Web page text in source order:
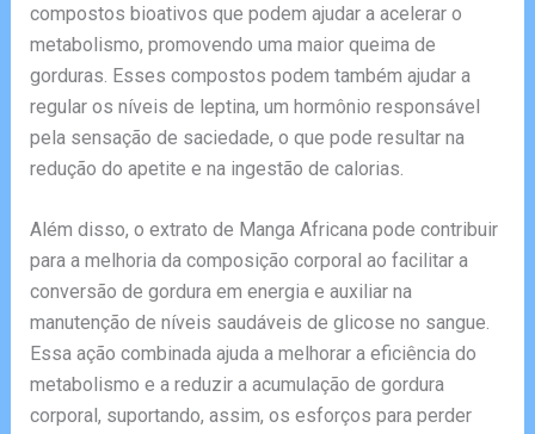
compostos bioativos que podem ajudar a acelerar o
metabolismo, promovendo uma maior queima de
gorduras. Esses compostos podem também ajudar a
regular os níveis de leptina, um hormônio responsável
pela sensação de saciedade, o que pode resultar na
redução do apetite e na ingestão de calorias.
Além disso, o extrato de Manga Africana pode contribuir
para a melhoria da composição corporal ao facilitar a
conversão de gordura em energia e auxiliar na
manutenção de níveis saudáveis de glicose no sangue.
Essa ação combinada ajuda a melhorar a eficiência do
metabolismo e a reduzir a acumulação de gordura
corporal, suportando, assim, os esforços para perder